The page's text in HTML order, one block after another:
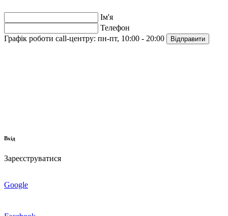
Ім'я
Телефон
Графік роботи call-центру: пн-пт, 10:00 - 20:00 Відправити
Вхід
Зареєструватися
Google